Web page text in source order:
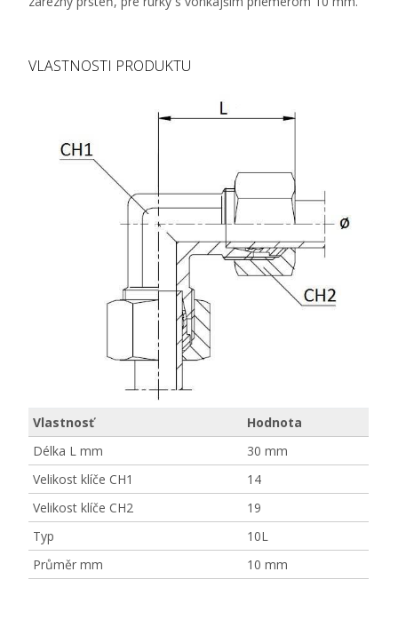
VLASTNOSTI PRODUKTU
Vlastnosť
Hodnota
Délka L mm
30 mm
Velikost klíče CH1
14
Velikost klíče CH2
19
Typ
10L
Průměr mm
10 mm